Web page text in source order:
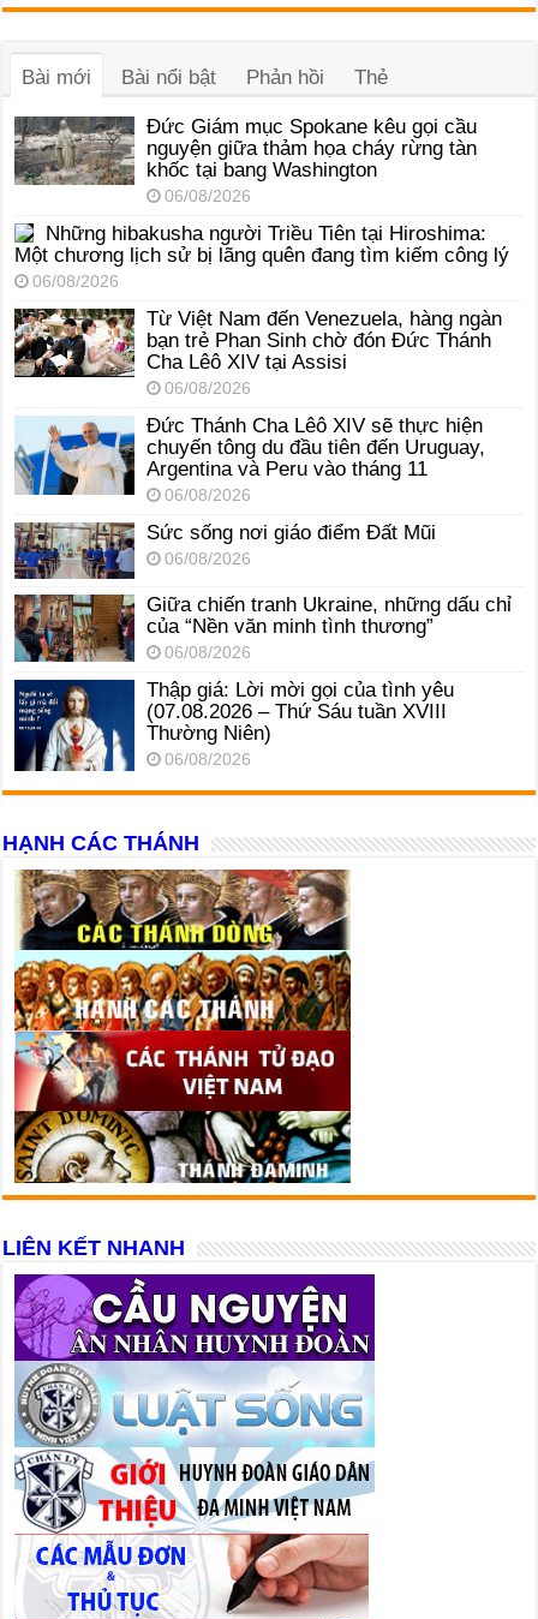
Bài mới
Bài nổi bật Phản hồi Thẻ
Đức Giám mục Spokane kêu gọi cầu
nguyện giữa thảm họa cháy rừng tàn
khốc tại bang Washington
06/08/2026
Những hibakusha người Triều Tiên tại Hiroshima:
Một chương lịch sử bị lãng quên đang tìm kiếm công lý
06/08/2026
Từ Việt Nam đến Venezuela, hàng ngàn
bạn trẻ Phan Sinh chờ đón Đức Thánh
Cha Lêô XIV tại Assisi
06/08/2026
Đức Thánh Cha Lêô XIV sẽ thực hiện
chuyến tông du đầu tiên đến Uruguay,
Argentina và Peru vào tháng 11
06/08/2026
Sức sống nơi giáo điểm Đất Mũi
06/08/2026
Giữa chiến tranh Ukraine, những dấu chỉ
của “Nền văn minh tình thương”
06/08/2026
Thập giá: Lời mời gọi của tình yêu
(07.08.2026 – Thứ Sáu tuần XVIII
Thường Niên)
06/08/2026
HẠNH CÁC THÁNH
LIÊN KẾT NHANH